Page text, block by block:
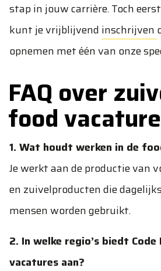
stap in jouw carrière. Toch
kunt je vrijblijvend inschrijven
opnemen met één van onze
FAQ over
food
1. Wat houdt werken in de
Je werkt aan de productie van
en zuivelproducten die
mensen worden gebruikt.
2. In welke regio’s biedt
vacatures aan?